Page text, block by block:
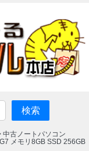
中古ノートパソコン
メモリ8GB SSD 256GB